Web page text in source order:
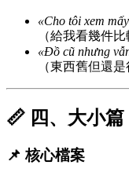
«Cho tôi xem
（給我看幾件
«Đồ cũ nhưng
（東西舊但還是
📏 四、大小
📌 核心檔案